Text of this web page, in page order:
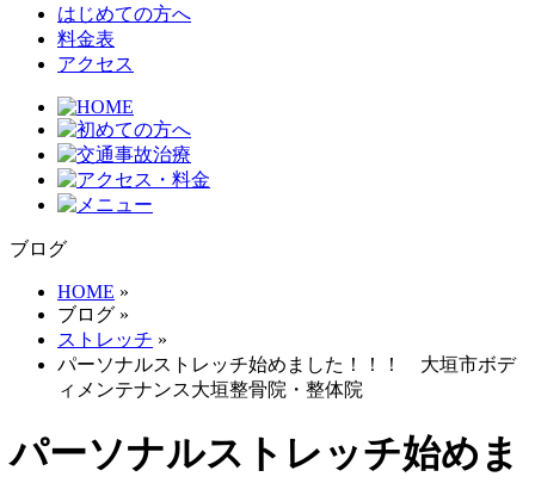
はじめての方へ
料金表
アクセス
ブログ
HOME »
ブログ »
ストレッチ »
パーソナルストレッチ始めました！！！ 大垣市ボデ
ィメンテナンス大垣整骨院・整体院
パーソナルストレッチ始めま